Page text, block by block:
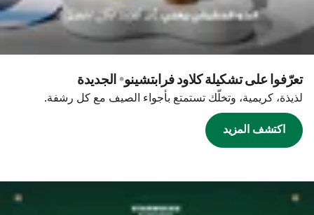
تعرّفوا على تشكيلة كلاود فرابتشينو® الجديدة
لذيذة، كريمية، وتخلّك تستمتع بأجواء الصيف مع كل رشفة.
اكتشف المزيد